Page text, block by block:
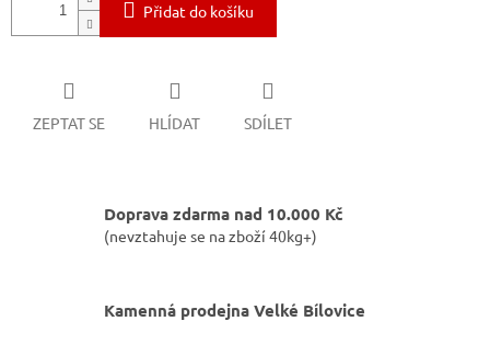
Přidat do košíku
ZEPTAT SE HLÍDAT SDÍLET
Doprava zdarma nad 10.000 Kč
(nevztahuje se na zboží 40kg+)
Kamenná prodejna Velké Bílovice